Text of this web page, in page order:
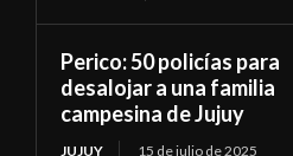
Perico: 50 policías para
desalojar a una familia
campesina de Jujuy
JUJUY 15 de julio de 2025